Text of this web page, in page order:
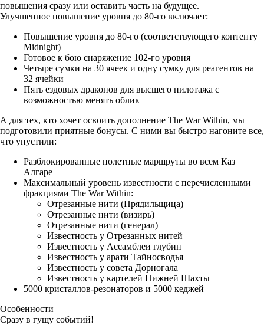
повышения сразу или оставить часть на будущее.
Улучшенное повышение уровня до 80-го включает:
Повышение уровня до 80-го (соответствующего контенту
Midnight)
Готовое к бою снаряжение 102-го уровня
Четыре сумки на 30 ячеек и одну сумку для реагентов на
32 ячейки
Пять ездовых драконов для высшего пилотажа с
возможностью менять облик
А для тех, кто хочет освоить дополнение The War Within, мы
подготовили приятные бонусы. С ними вы быстро нагоните все,
что упустили:
Разблокированные полетные маршруты во всем Каз
Алгаре
Максимальный уровень известности с перечисленными
фракциями The War Within:
Отрезанные нити (Прядильщица)
Отрезанные нити (визирь)
Отрезанные нити (генерал)
Известность у Отрезанных нитей
Известность у Ассамблеи глубин
Известность у арати Тайносводья
Известность у совета Дорногала
Известность у картелей Нижней Шахты
5000 кристаллов-резонаторов и 5000 кеджей
Особенности
Сразу в гущу событий!